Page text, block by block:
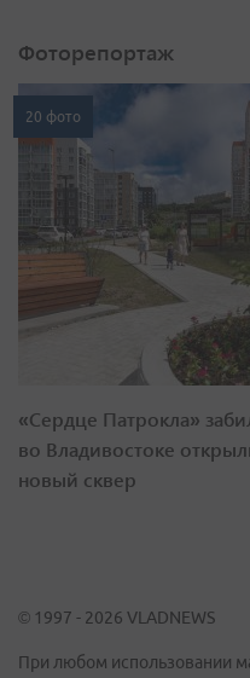
Фоторепортаж
20 фото
«Сердце Патрокла»
во Владивостоке
новый сквер
© 1997 - 2026 VLADNEWS
При любом использовании